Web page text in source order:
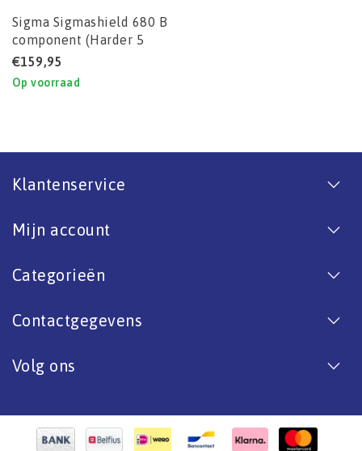
Sigma Sigmashield 680 B
component (Harder 5
Liter voor 20 Liter set)
€159,95
Op voorraad
Klantenservice
Mijn account
Categorieën
Contactgegevens
Volg ons